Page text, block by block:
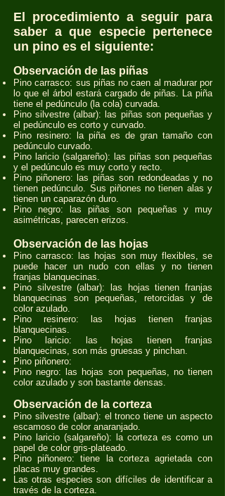
El procedimiento a seguir para
saber a que especie pertenece
un pino es el siguiente:
Observación de las piñas
Pino carrasco: sus piñas no caen al madurar por
lo que el árbol estará cargado de piñas. La piña
tiene el pedúnculo (la cola) curvada.
Pino silvestre (albar): las piñas son pequeñas y
el pedúnculo es corto y curvado.
Pino resinero: la piña es de gran tamaño con
pedúnculo curvado.
Pino laricio (salgareño): las piñas son pequeñas
y el pedúnculo es muy corto y recto.
Pino piñonero: las piñas son redondeadas y no
tienen pedúnculo. Sus piñones no tienen alas y
tienen un caparazón duro.
Pino negro: las piñas son pequeñas y muy
asimétricas, parecen erizos.
Observación de las hojas
Pino carrasco: las hojas son muy flexibles, se
puede hacer un nudo con ellas y no tienen
franjas blanquecinas.
Pino silvestre (albar): las hojas tienen franjas
blanquecinas son pequeñas, retorcidas y de
color azulado.
Pino resinero: las hojas tienen franjas
blanquecinas.
Pino laricio: las hojas tienen franjas
blanquecinas, son más gruesas y pinchan.
Pino piñonero:
Pino negro: las hojas son pequeñas, no tienen
color azulado y son bastante densas.
Observación de la corteza
Pino silvestre (albar): el tronco tiene un aspecto
escamoso de color anaranjado.
Pino laricio (salgareño): la corteza es como un
papel de color gris-plateado.
Pino piñonero: tiene la corteza agrietada con
placas muy grandes.
Las otras especies son difíciles de identificar a
través de la corteza.